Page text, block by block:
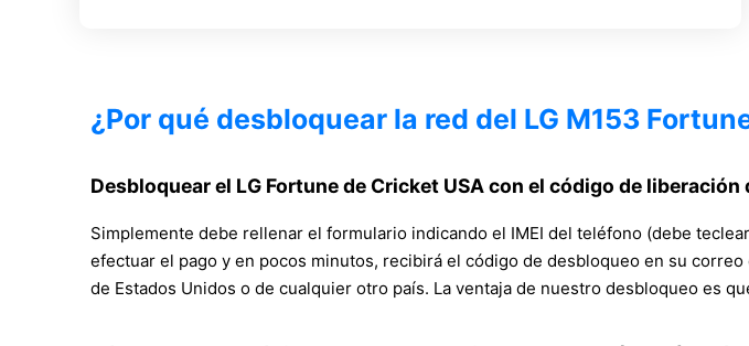
¿Por qué desbloquear la red del LG M153
Desbloquear el LG Fortune de Cricket USA con el código de
Simplemente debe rellenar el formulario indicando el IMEI del teléfono (debe
efectuar el pago y en pocos minutos, recibirá el código de desbloqueo en su
de Estados Unidos o de cualquier otro país. La ventaja de nuestro desbloqueo es